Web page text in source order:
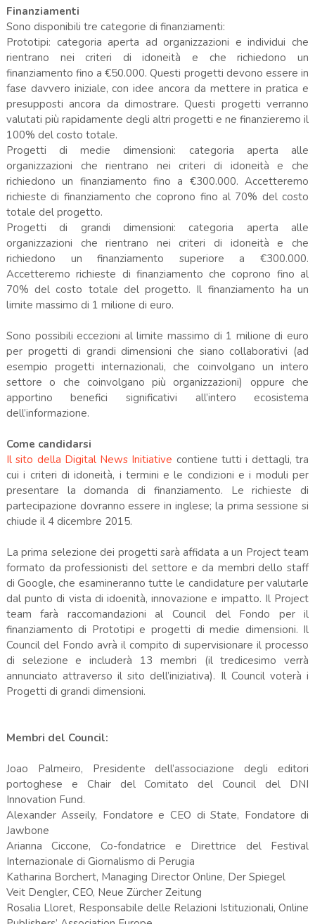
Finanziamenti
Sono disponibili tre categorie di finanziamenti:
Prototipi: categoria aperta ad organizzazioni e individui che
rientrano nei criteri di idoneità e che richiedono un
finanziamento fino a €50.000. Questi progetti devono essere in
fase davvero iniziale, con idee ancora da mettere in pratica e
presupposti ancora da dimostrare. Questi progetti verranno
valutati più rapidamente degli altri progetti e ne finanzieremo il
100% del costo totale.
Progetti di medie dimensioni: categoria aperta alle
organizzazioni che rientrano nei criteri di idoneità e che
richiedono un finanziamento fino a €300.000. Accetteremo
richieste di finanziamento che coprono fino al 70% del costo
totale del progetto.
Progetti di grandi dimensioni: categoria aperta alle
organizzazioni che rientrano nei criteri di idoneità e che
richiedono un finanziamento superiore a €300.000.
Accetteremo richieste di finanziamento che coprono fino al
70% del costo totale del progetto. Il finanziamento ha un
limite massimo di 1 milione di euro.
Sono possibili eccezioni al limite massimo di 1 milione di euro
per progetti di grandi dimensioni che siano collaborativi (ad
esempio progetti internazionali, che coinvolgano un intero
settore o che coinvolgano più organizzazioni) oppure che
apportino benefici significativi all’intero ecosistema
dell’informazione.
Come candidarsi
Il sito della Digital News Initiative contiene tutti i dettagli, tra
cui i criteri di idoneità, i termini e le condizioni e i moduli per
presentare la domanda di finanziamento. Le richieste di
partecipazione dovranno essere in inglese; la prima sessione si
chiude il 4 dicembre 2015.
La prima selezione dei progetti sarà affidata a un Project team
formato da professionisti del settore e da membri dello staff
di Google, che esamineranno tutte le candidature per valutarle
dal punto di vista di idoenità, innovazione e impatto. Il Project
team farà raccomandazioni al Council del Fondo per il
finanziamento di Prototipi e progetti di medie dimensioni. Il
Council del Fondo avrà il compito di supervisionare il processo
di selezione e includerà 13 membri (il tredicesimo verrà
annunciato attraverso il sito dell’iniziativa). Il Council voterà i
Progetti di grandi dimensioni.
Membri del Council:
Joao Palmeiro, Presidente dell’associazione degli editori
portoghese e Chair del Comitato del Council del DNI
Innovation Fund.
Alexander Asseily, Fondatore e CEO di State, Fondatore di
Jawbone
Arianna Ciccone, Co-fondatrice e Direttrice del Festival
Internazionale di Giornalismo di Perugia
Katharina Borchert, Managing Director Online, Der Spiegel
Veit Dengler, CEO, Neue Zürcher Zeitung
Rosalia Lloret, Responsabile delle Relazioni Istituzionali, Online